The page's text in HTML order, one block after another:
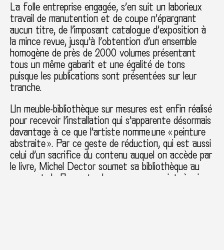
La folle entreprise engagée, s’en suit un laborieux
travail de manutention et de coupe n’épargnant
aucun titre, de l’imposant catalogue d’exposition à
la mince revue, jusqu’à l’obtention d’un ensemble
homogène de près de 2000 volumes présentant
tous un même gabarit et une égalité de tons
puisque les publications sont présentées sur leur
tranche.
Un meuble-bibliothèque sur mesures est enfin réalisé
pour recevoir l’installation qui s’apparente désormais
davantage à ce que l’artiste nomme une « peinture
abstraite ». Par ce geste de réduction, qui est aussi
celui d’un sacrifice du contenu auquel on accède par
le livre, Michel Dector soumet sa bibliothèque au
couperet de Procuste de son propre projet, à mi-